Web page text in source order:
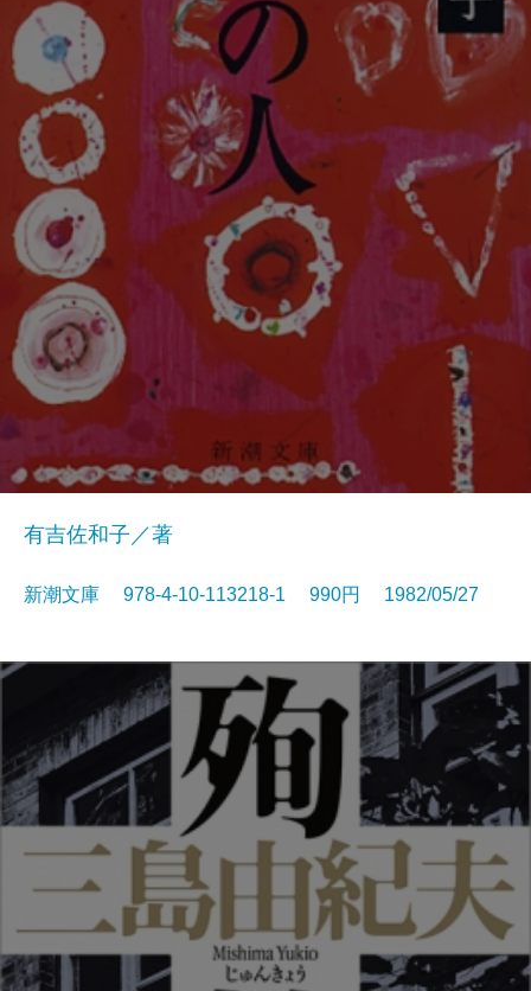
有吉佐和子／著
新潮文庫 978-4-10-113218-1 990円 1982/05/27